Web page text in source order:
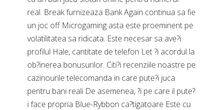
real. Break furnizeaza Bank Again continua sa fie
un joc off Microgaming asta este proeminent pe
volatilitatea sa ridicata. Este necesar sa ave?i
profilul Hale, cantitate de telefon Let ?i acordul la
ob?inerea bonusurilor. Citi?i recenziile noastre pe
cazinourile telecomanda in care pute?i juca
pentru bani reali De asemenea, ?i pe care il pute?
i face propria Blue-Rybbon ca?tigatoare Este cu